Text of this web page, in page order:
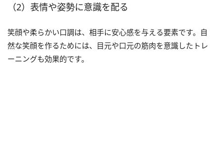
（2）表情や姿勢に意識を配る
笑顔や柔らかい口調は、相手に安心感を与える要素です。自
然な笑顔を作るためには、目元や口元の筋肉を意識したトレ
ーニングも効果的です。